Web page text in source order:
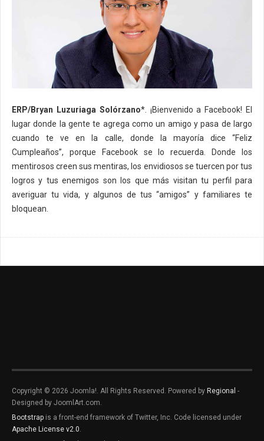
ERP/Bryan Luzuriaga Solórzano*. ¡Bienvenido a Facebook! El
lugar donde la gente te agrega como un amigo y pasa de largo
cuando te ve en la calle, donde la mayoría dice “Feliz
Cumpleaños”, porque Facebook se lo recuerda. Donde los
mentirosos creen sus mentiras, los envidiosos se tuercen por tus
logros y tus enemigos son los que más visitan tu perfil para
averiguar tu vida, y algunos de tus “amigos” y familiares te
bloquean.
Copyright © 2026 Joomla!. All Rights Reserved. Powered by Regional -
Designed by JoomlArt.com.
Bootstrap is a front-end framework of Twitter, Inc. Code licensed under
Apache License v2.0